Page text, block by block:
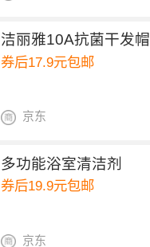
洁丽雅10A抗菌干发帽
券后17.9元包邮
京东
多功能浴室清洁剂
券后19.9元包邮
京东